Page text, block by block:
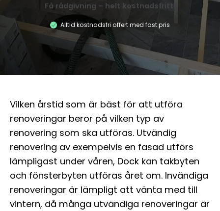
Få rådgivning – helt kostnadsfritt!
Alltid kostnadsfri offert med fast pris
Vilken årstid som är bäst för att utföra
renoveringar beror på vilken typ av
renovering som ska utföras. Utvändig
renovering av exempelvis en fasad utförs
lämpligast under våren, Dock kan takbyten
och fönsterbyten utföras året om. Invändiga
renoveringar är lämpligt att vänta med till
vintern, då många utvändiga renoveringar är